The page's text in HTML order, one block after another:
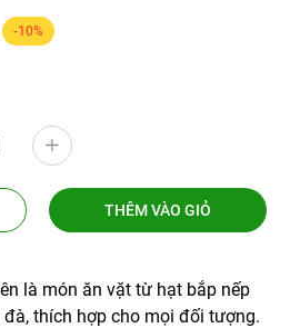
-10%
THÊM VÀO GIỎ
là món ăn vặt từ hạt bắp nếp
thích hợp cho mọi đối tượng.